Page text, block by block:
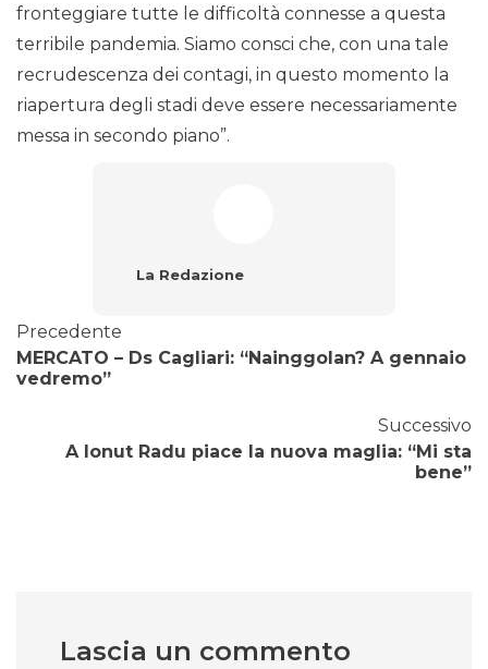
fronteggiare tutte le difficoltà connesse a questa
terribile pandemia. Siamo consci che, con una tale
recrudescenza dei contagi, in questo momento la
riapertura degli stadi deve essere necessariamente
messa in secondo piano”.
La Redazione
Precedente
MERCATO – Ds Cagliari: “Nainggolan? A gennaio
vedremo”
Successivo
A Ionut Radu piace la nuova maglia: “Mi sta
bene”
Lascia un commento